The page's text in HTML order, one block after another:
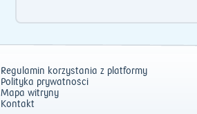
Regulamin korzystania z platformy
Polityka prywatności
Mapa witryny
Kontakt